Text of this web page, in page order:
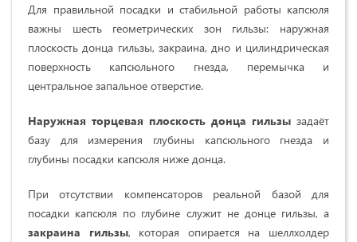
Для правильной посадки и стабильной работы капсюля
важны шесть геометрических зон гильзы: наружная
плоскость донца гильзы, закраина, дно и цилиндрическая
поверхность капсюльного гнезда, перемычка и
центральное запальное отверстие.
Наружная торцевая плоскость донца гильзы задаёт
базу для измерения глубины капсюльного гнезда и
глубины посадки капсюля ниже донца.
При отсутствии компенсаторов реальной базой для
посадки капсюля по глубине служит не донце гильзы, а
закраина гильзы, которая опирается на шеллхолдер